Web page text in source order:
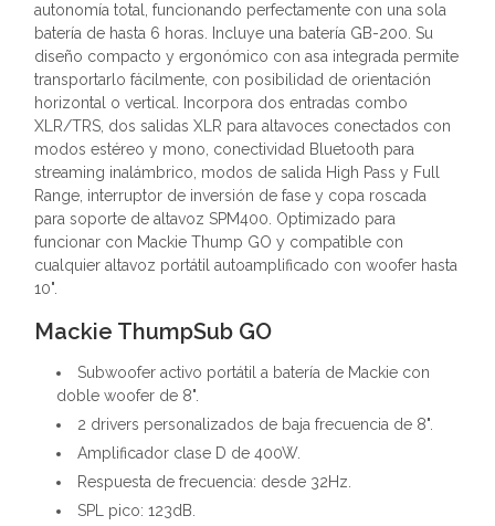
autonomía total, funcionando perfectamente con una sola
batería de hasta 6 horas. Incluye una batería GB-200. Su
diseño compacto y ergonómico con asa integrada permite
transportarlo fácilmente, con posibilidad de orientación
horizontal o vertical. Incorpora dos entradas combo
XLR/TRS, dos salidas XLR para altavoces conectados con
modos estéreo y mono, conectividad Bluetooth para
streaming inalámbrico, modos de salida High Pass y Full
Range, interruptor de inversión de fase y copa roscada
para soporte de altavoz SPM400. Optimizado para
funcionar con Mackie Thump GO y compatible con
cualquier altavoz portátil autoamplificado con woofer hasta
10".
Mackie ThumpSub GO
Subwoofer activo portátil a batería de Mackie con
doble woofer de 8".
2 drivers personalizados de baja frecuencia de 8".
Amplificador clase D de 400W.
Respuesta de frecuencia: desde 32Hz.
SPL pico: 123dB.